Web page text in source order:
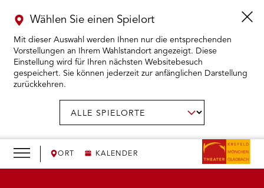
ORT KALENDER
Wählen Sie einen Spielort
Mit dieser Auswahl werden Ihnen nur die entsprechenden
Vorstellungen an Ihrem Wahlstandort angezeigt. Diese
Einstellung wird für Ihren nächsten Websitebesuch
gespeichert. Sie können jederzeit zur anfänglichen Darstellung
zurückkehren.
KARTENKAUF ÖFFNEN
WIR ÖFFNEN